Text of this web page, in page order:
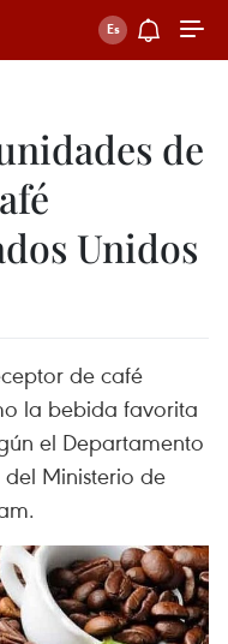
de
Unidos
de café
la bebida favorita
el Departamento
Ministerio de